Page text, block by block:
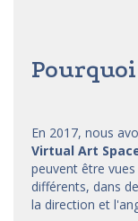
En 2017, nous
Virtual Art
peuvent être
différents, dans
la direction et